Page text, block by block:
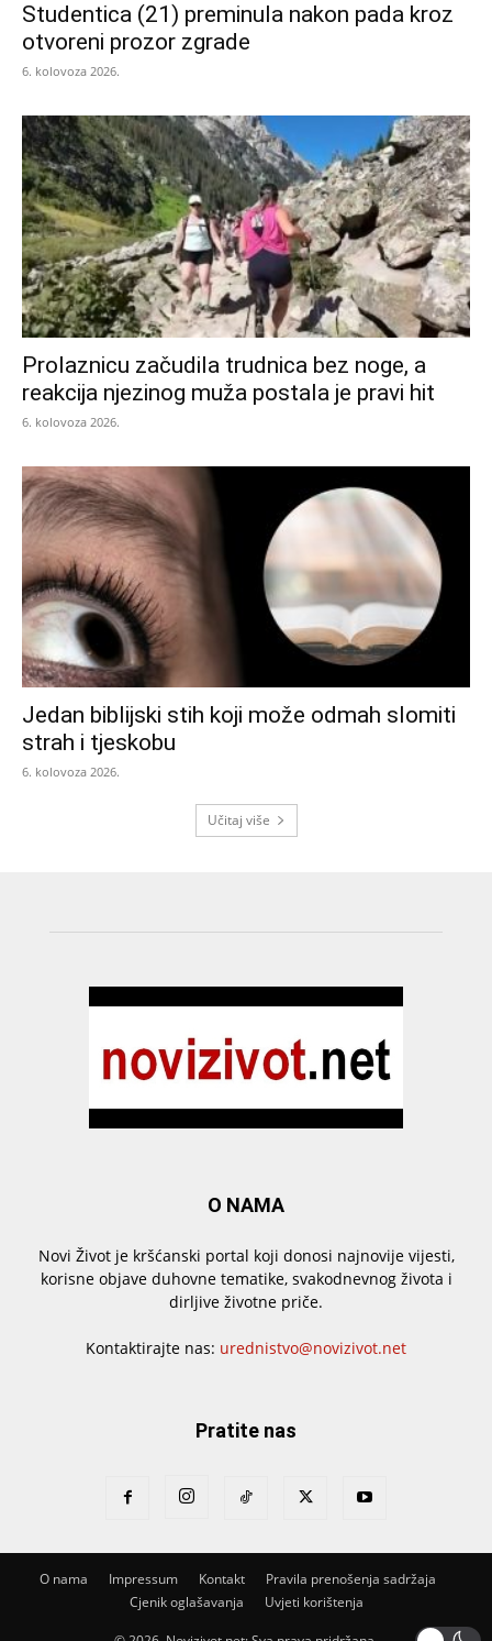
Studentica (21) preminula nakon pada kroz
otvoreni prozor zgrade
6. kolovoza 2026.
Prolaznicu začudila trudnica bez noge, a
reakcija njezinog muža postala je pravi hit
6. kolovoza 2026.
Jedan biblijski stih koji može odmah slomiti
strah i tjeskobu
6. kolovoza 2026.
Učitaj više
O NAMA
Novi Život je kršćanski portal koji donosi najnovije vijesti,
korisne objave duhovne tematike, svakodnevnog života i
dirljive životne priče.
Kontaktirajte nas: urednistvo@novizivot.net
Pratite nas
O nama Impressum Kontakt
Pravila prenošenja sadržaja
Cjenik oglašavanja
Uvjeti korištenja